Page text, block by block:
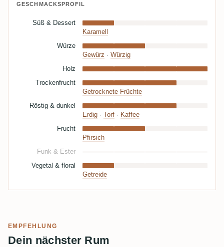
GESCHMACKSPROFIL
Süß & Dessert
Karamell
Würze
Gewürz · Würzig
Holz
Trockenfrucht
Getrocknete Früchte
Röstig & dunkel
Erdig · Torf · Kaffee
Frucht
Pfirsich
Funk & Ester
Vegetal & floral
Getreide
EMPFEHLUNG
Dein nächster Rum